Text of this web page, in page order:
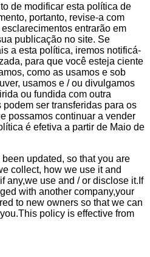
de modificar esta política de
portanto, revise-a com
entrarão em
publicação no site. Se
a esta política, iremos notificá-
para que você esteja ciente
como as usamos e sob
usamos e / ou divulgamos
ou fundida com outra
ser transferidas para os
possamos continuar a vender
é efetiva a partir de Maio de
updated, so that you are
collect, how we use it and
any,we use and / or disclose it.If
with another company,your
to new owners so that we can
policy is effective from